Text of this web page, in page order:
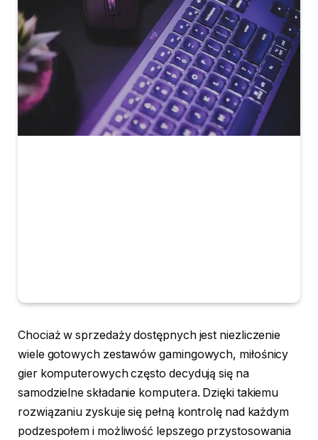
Chociaż w sprzedaży dostępnych jest niezliczenie
wiele gotowych zestawów gamingowych, miłośnicy
gier komputerowych często decydują się na
samodzielne składanie komputera. Dzięki takiemu
rozwiązaniu zyskuje się pełną kontrolę nad każdym
podzespołem i możliwość lepszego przystosowania